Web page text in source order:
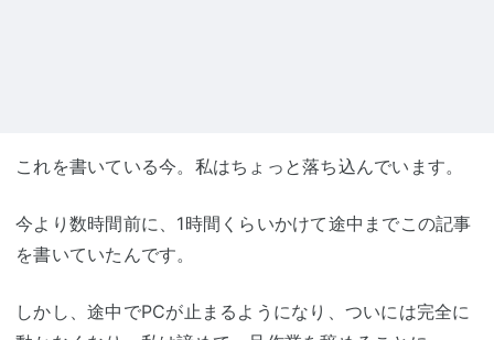
これを書いている今。私はちょっと落ち込んでいます。
今より数時間前に、1時間くらいかけて途中までこの記事
を書いていたんです。
しかし、途中でPCが止まるようになり、ついには完全に